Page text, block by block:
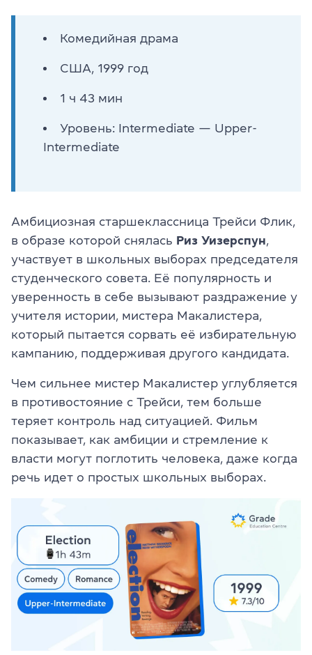
Комедийная драма
США, 1999 год
1 ч 43 мин
Уровень: Intermediate — Upper-
Intermediate
Амбициозная старшеклассница Трейси Флик,
в образе которой снялась Риз Уизерспун,
участвует в школьных выборах председателя
студенческого совета. Её популярность и
уверенность в себе вызывают раздражение у
учителя истории, мистера Макалистера,
который пытается сорвать её избирательную
кампанию, поддерживая другого кандидата.
Чем сильнее мистер Макалистер углубляется
в противостояние с Трейси, тем больше
теряет контроль над ситуацией. Фильм
показывает, как амбиции и стремление к
власти могут поглотить человека, даже когда
речь идет о простых школьных выборах.